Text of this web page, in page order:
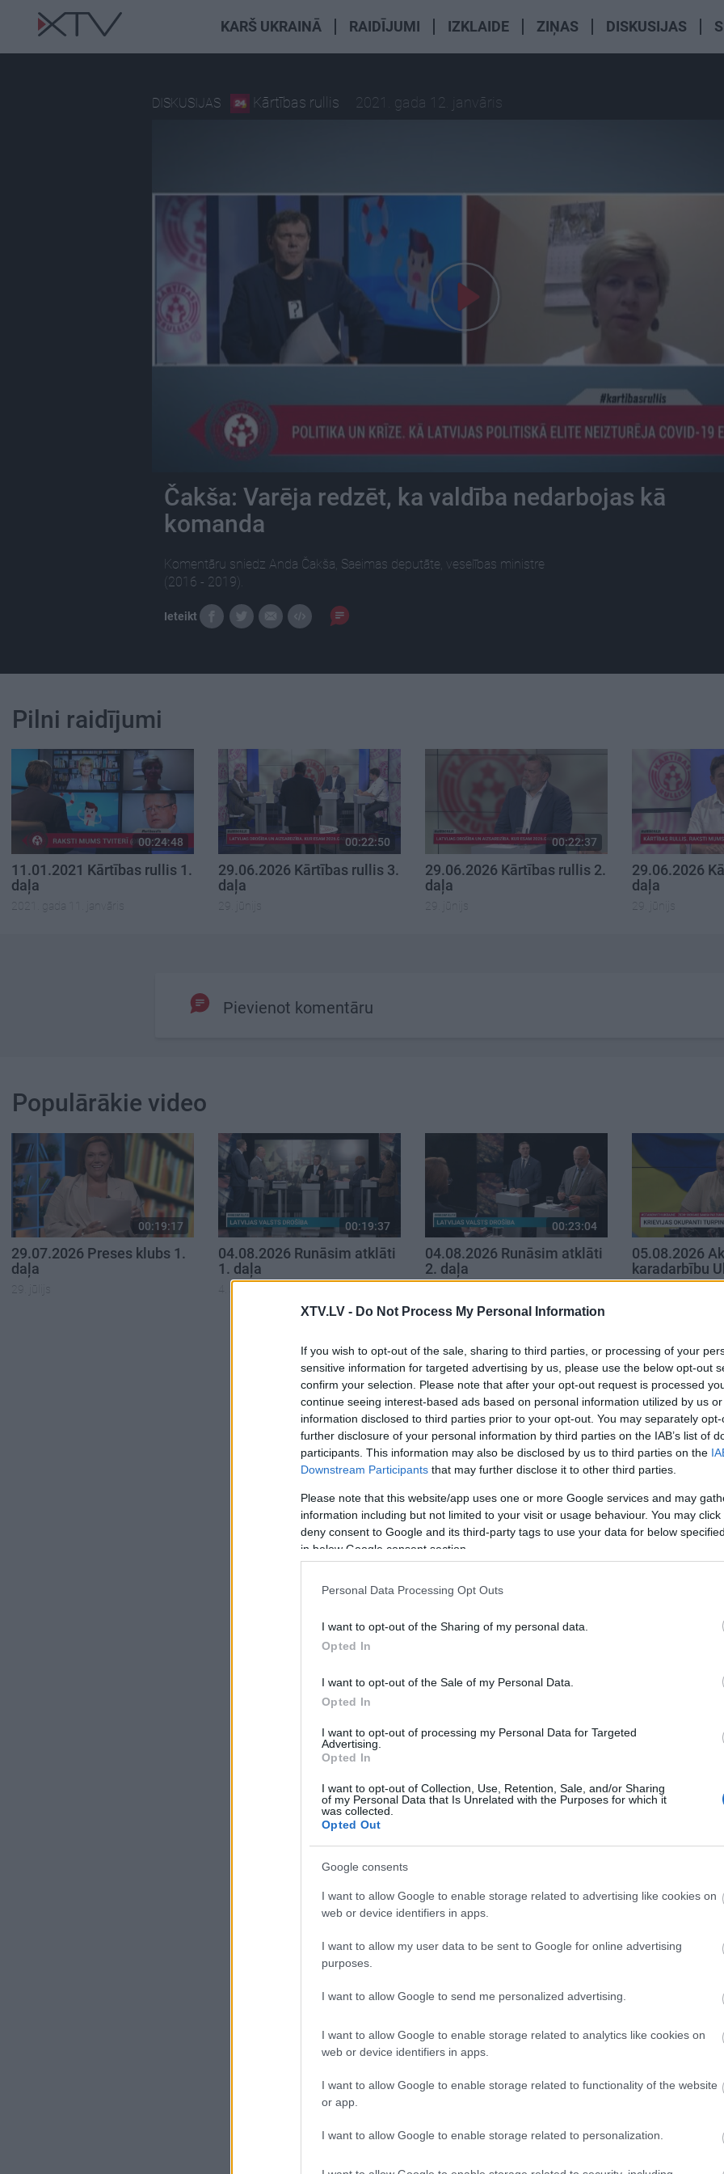
XTV.LV - Do Not Process My Personal Information
If you wish to opt-out of the sale, sharing to third parties, or processing of your
sensitive information for targeted advertising by us, please use the below opt-out
confirm your selection. Please note that after your opt-out request is processed
continue seeing interest-based ads based on personal information utilized by us
information disclosed to third parties prior to your opt-out. You may separately
further disclosure of your personal information by third parties on the IAB’s list of
participants. This information may also be disclosed by us to third parties on the
Downstream Participants that may further disclose it to other third parties.
Please note that this website/app uses one or more Google services and may
information including but not limited to your visit or usage behaviour. You may
deny consent to Google and its third-party tags to use your data for below
in below Google consent section.
Personal Data Processing Opt Outs
I want to opt-out of the Sharing of my personal data.
Opted In
I want to opt-out of the Sale of my Personal Data.
Opted In
I want to opt-out of processing my Personal Data for Targeted
Advertising.
Opted In
I want to opt-out of Collection, Use, Retention, Sale, and/or Sharing
of my Personal Data that Is Unrelated with the Purposes for which it
was collected.
Opted Out
Google consents
I want to allow Google to enable storage related to advertising like cookies on
web or device identifiers in apps.
I want to allow my user data to be sent to Google for online advertising
purposes.
I want to allow Google to send me personalized advertising.
I want to allow Google to enable storage related to analytics like cookies on
web or device identifiers in apps.
I want to allow Google to enable storage related to functionality of the website
or app.
I want to allow Google to enable storage related to personalization.
KARŠ UKRAINĀ RAIDĪJUMI IZKLAIDE ZIŅAS DISKUSIJAS
DISKUSIJAS Kārtības rullis 2021. gada 12. janvāris
Čakša: Varēja redzēt, ka valdība nedarbojas kā
komanda
Komentāru sniedz Anda Čakša, Saeimas deputāte, veselības ministre
(2016 - 2019).
Ieteikt
Pilni raidījumi
00:24:48
11.01.2021 Kārtības rullis 1.
daļa
2021. gada 11. janvāris
00:22:50
29.06.2026 Kārtības rullis 3.
daļa
29. jūnijs
00:22:37
29.06.2026 Kārtības rullis 2.
daļa
29. jūnijs
29.06.2026
daļa
29. jūnijs
Pievienot komentāru
Populārākie video
00:19:17
29.07.2026 Preses klubs 1.
daļa
29. jūlijs
00:19:37
04.08.2026 Runāsim atklāti
1. daļa
4. augusts
00:23:04
04.08.2026 Runāsim atklāti
2. daļa
05.08.2026
karadarbību